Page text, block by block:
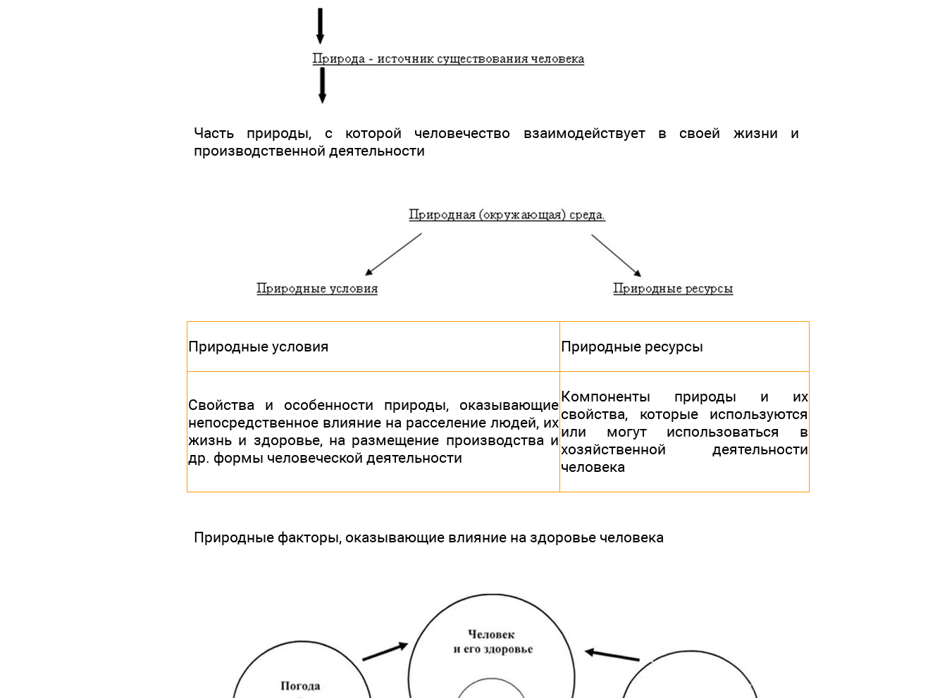
Часть природы, с которой человечество взаимодействует в своей жизни и
производственной деятельности
Природные условия Природные ресурсы
Свойства и особенности природы, оказывающие
непосредственное влияние на расселение людей, их
жизнь и здоровье, на размещение производства и
др. формы человеческой деятельности
Компоненты природы и их
свойства, которые используются
или могут использоваться в
хозяйственной деятельности
человека
Природные факторы, оказывающие влияние на здоровье человека